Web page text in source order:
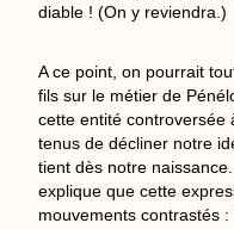
diable ! (On y reviendra.)
A ce point, on pourrait
fils sur le métier de
cette entité controversée
tenus de décliner notre
tient dès notre
explique que cette
mouvements contrastés